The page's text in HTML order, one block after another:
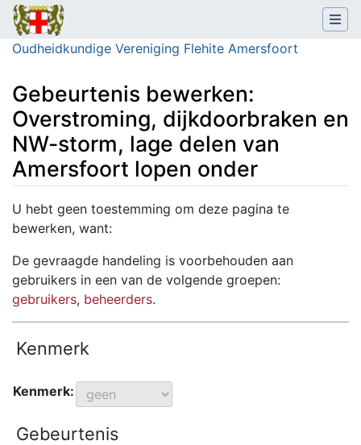
Oudheidkundige Vereniging Flehite Amersfoort
Gebeurtenis bewerken:
Overstroming, dijkdoorbraken en
NW-storm, lage delen van
Amersfoort lopen onder
Ga naar:navigatie,zoeken
U hebt geen toestemming om deze pagina te
bewerken, want:
De gevraagde handeling is voorbehouden aan
gebruikers in een van de volgende groepen:
gebruikers, beheerders.
Kenmerk
Kenmerk:
Gebeurtenis